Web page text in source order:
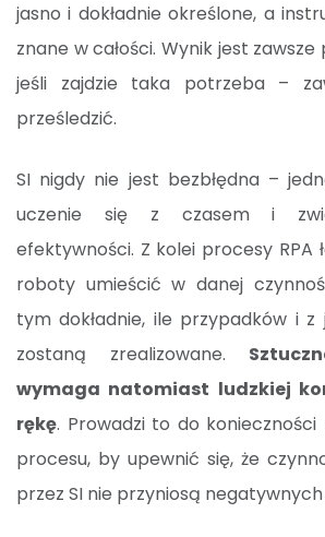
jasno i dokładnie określone, a
znane w całości. Wynik jest
jeśli zajdzie taka potrzeba –
prześledzić.
SI nigdy nie jest bezbłędna –
uczenie się z czasem i
efektywności. Z kolei procesy RPA
roboty umieścić w danej
tym dokładnie, ile przypadków i
zostaną zrealizowane.
wymaga natomiast ludzkiej
rękę. Prowadzi to do konieczności
procesu, by upewnić się, że
przez SI nie przyniosą